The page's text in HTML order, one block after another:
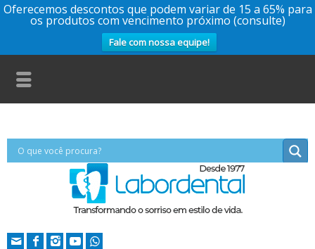
Oferecemos descontos que podem variar de 15 a 65% para
os produtos com vencimento próximo (consulte)
Fale com nossa equipe!